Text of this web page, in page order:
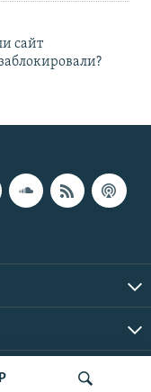
сайт
Все права защищены.